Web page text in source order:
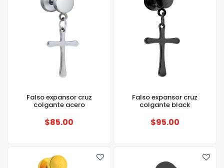
Falso expansor cruz
colgante acero
$85.00
Falso expansor cruz
colgante black
$95.00